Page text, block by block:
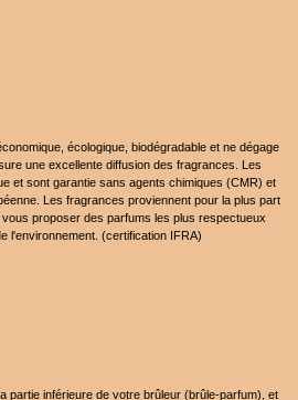
écologique, biodégradable et ne dégage
une excellente diffusion des fragrances. Les
et sont garantie sans agents chimiques (CMR) et
Les fragrances proviennent pour la plus part
proposer des parfums les plus respectueux
l'environnement. (certification IFRA)
partie inférieure de votre brûleur (brûle-parfum), et